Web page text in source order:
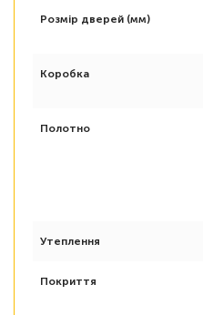
Розмір дверей (мм)
Коробка
Полотно
Утеплення
Покриття